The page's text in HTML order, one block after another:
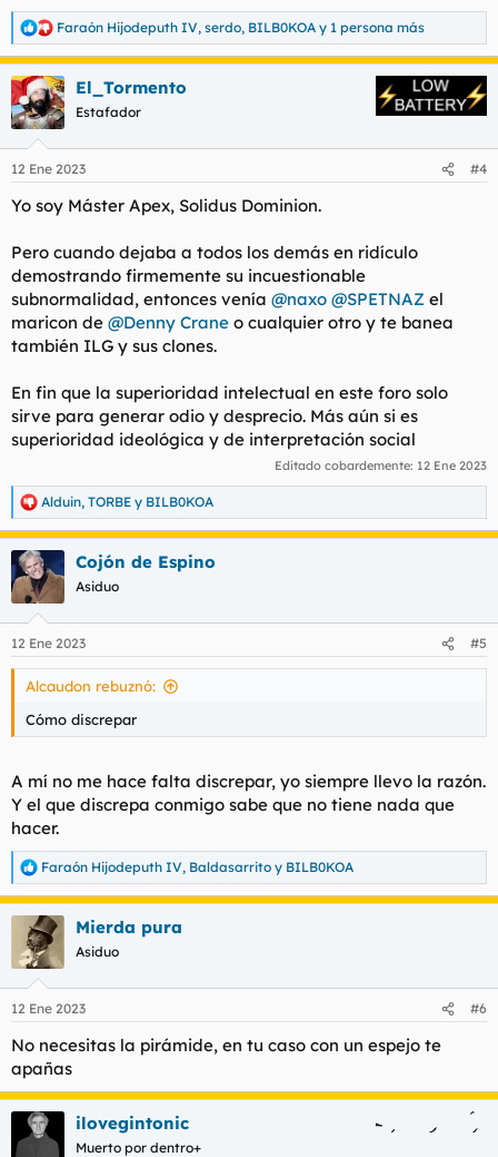
R
e
a
c
c
i
e
:
Faraón Hijodeputh IV, serdo, BILB0KOA y 1 persona más
El_Tormento
Estafador
12 Ene 2023 #4
Yo soy Máster Apex, Solidus Dominion.
Pero cuando dejaba a todos los demás en ridículo
demostrando firmemente su incuestionable
subnormalidad, entonces venía @naxo @SPETNAZ el
maricon de @Denny Crane o cualquier otro y te banea
también ILG y sus clones.
En fin que la superioridad intelectual en este foro solo
sirve para generar odio y desprecio. Más aún si es
superioridad ideológica y de interpretación social
Editado cobardemente: 12 Ene 2023
R
e
a
c
c
i
e
s
Alduin, TORBE y BILB0KOA
Cojón de Espino
Asiduo
12 Ene 2023 #5
Alcaudon rebuznó:
Cómo discrepar
A mí no me hace falta discrepar, yo siempre llevo la razón.
Y el que discrepa conmigo sabe que no tiene nada que
hacer.
R
e
a
i
e
:
Faraón Hijodeputh IV, Baldasarrito y BILB0KOA
Mierda pura
Asiduo
12 Ene 2023 #6
No necesitas la pirámide, en tu caso con un espejo te
apañas
ilovegintonic
Muerto por dentro+